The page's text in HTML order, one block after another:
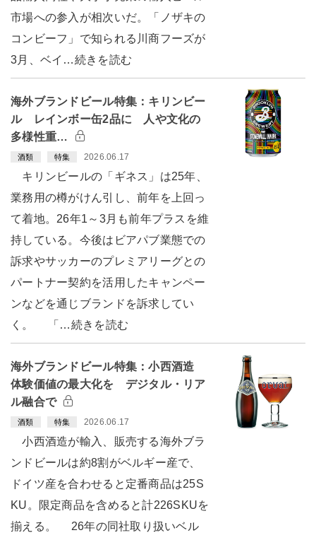
市場への参入が相次いだ。「ノザキの
コンビーフ」で知られる川商フーズが
3月、ベイ…続きを読む
海外ブランドビール特集：キリンビー
ル レインボー缶2品に 人や文化の
多様性重…
酒類 特集 2026.06.17
キリンビールの「ギネス」は25年、
業務用の樽がけん引し、前年を上回っ
て着地。26年1～3月も前年プラスを維
持している。今後はビアパブ業態での
訴求やサッカーのプレミアリーグとの
パートナー契約を活用したキャンペー
ンなどを通じブランドを訴求してい
く。 「…続きを読む
海外ブランドビール特集：小西酒造
体験価値の最大化を デジタル・リア
ル融合で
酒類 特集 2026.06.17
小西酒造が輸入、販売する海外ブラ
ンドビールは約8割がベルギー産で、
ドイツ産を合わせると定番商品は25S
KU。限定商品を含めると計226SKUを
揃える。 26年の同社取り扱いベル